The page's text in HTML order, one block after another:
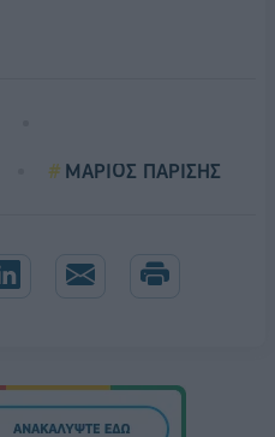
ΜΑΡΙΟΣ ΠΑΡΙΣΗΣ